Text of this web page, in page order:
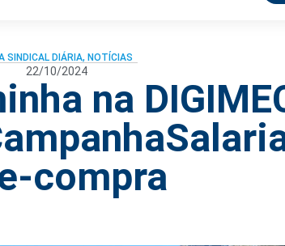
SINDICAL DIÁRIA, NOTÍCIAS
22/10/2024
na
compra